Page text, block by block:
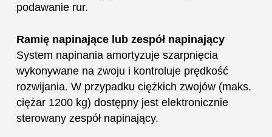
podawanie rur.
Ramię napinające lub zespół napinający
System napinania amortyzuje szarpnięcia
wykonywane na zwoju i kontroluje prędkość
rozwijania. W przypadku ciężkich zwojów (maks.
ciężar 1200 kg) dostępny jest elektronicznie
sterowany zespół napinający.